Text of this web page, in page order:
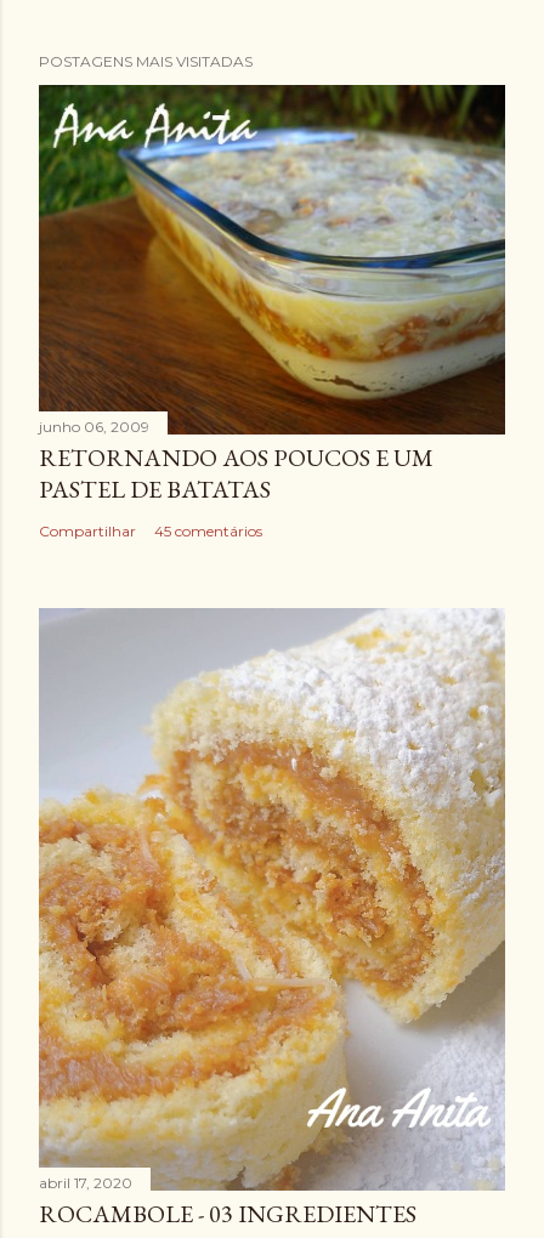
POSTAGENS MAIS VISITADAS
junho 06, 2009
RETORNANDO AOS POUCOS E UM
PASTEL DE BATATAS
Compartilhar 45 comentários
abril 17, 2020
ROCAMBOLE - 03 INGREDIENTES